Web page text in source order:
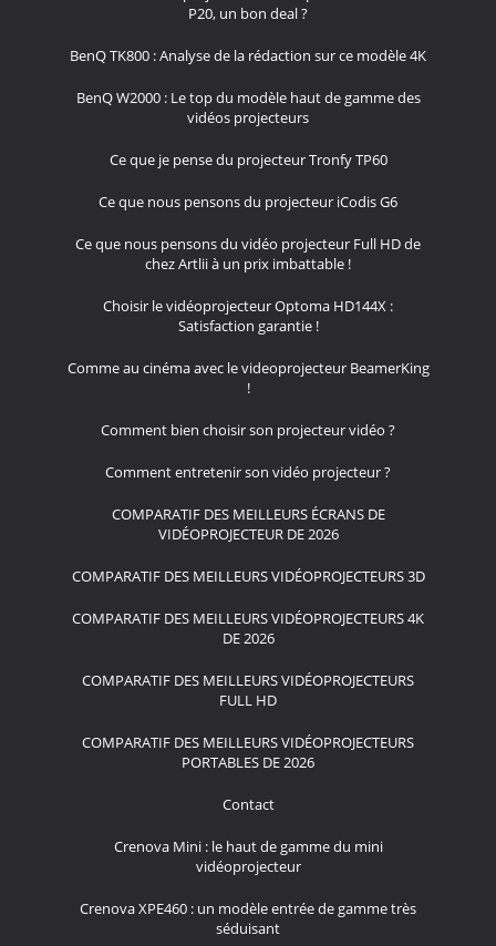
P20, un bon deal ?
BenQ TK800 : Analyse de la rédaction sur ce modèle 4K
BenQ W2000 : Le top du modèle haut de gamme des
vidéos projecteurs
Ce que je pense du projecteur Tronfy TP60
Ce que nous pensons du projecteur iCodis G6
Ce que nous pensons du vidéo projecteur Full HD de
chez Artlii à un prix imbattable !
Choisir le vidéoprojecteur Optoma HD144X :
Satisfaction garantie !
Comme au cinéma avec le videoprojecteur BeamerKing
!
Comment bien choisir son projecteur vidéo ?
Comment entretenir son vidéo projecteur ?
COMPARATIF DES MEILLEURS ÉCRANS DE
VIDÉOPROJECTEUR DE 2026
COMPARATIF DES MEILLEURS VIDÉOPROJECTEURS 3D
COMPARATIF DES MEILLEURS VIDÉOPROJECTEURS 4K
DE 2026
COMPARATIF DES MEILLEURS VIDÉOPROJECTEURS
FULL HD
COMPARATIF DES MEILLEURS VIDÉOPROJECTEURS
PORTABLES DE 2026
Contact
Crenova Mini : le haut de gamme du mini
vidéoprojecteur
Crenova XPE460 : un modèle entrée de gamme très
séduisant